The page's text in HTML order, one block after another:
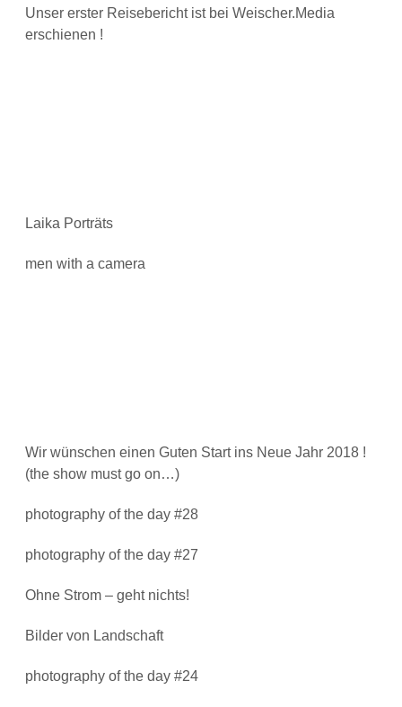
Unser erster Reisebericht ist bei Weischer.Media
erschienen !
Laika Porträts
men with a camera
Wir wünschen einen Guten Start ins Neue Jahr 2018 !
(the show must go on…)
photography of the day #28
photography of the day #27
Ohne Strom – geht nichts!
Bilder von Landschaft
photography of the day #24